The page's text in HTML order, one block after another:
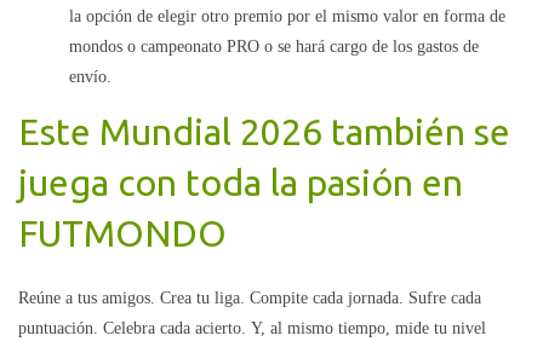
la opción de elegir otro premio por el mismo valor en forma de
mondos o campeonato PRO o se hará cargo de los gastos de
envío.
Este Mundial 2026 también se
juega con toda la pasión en
FUTMONDO
Reúne a tus amigos. Crea tu liga. Compite cada jornada. Sufre cada
puntuación. Celebra cada acierto. Y, al mismo tiempo, mide tu nivel